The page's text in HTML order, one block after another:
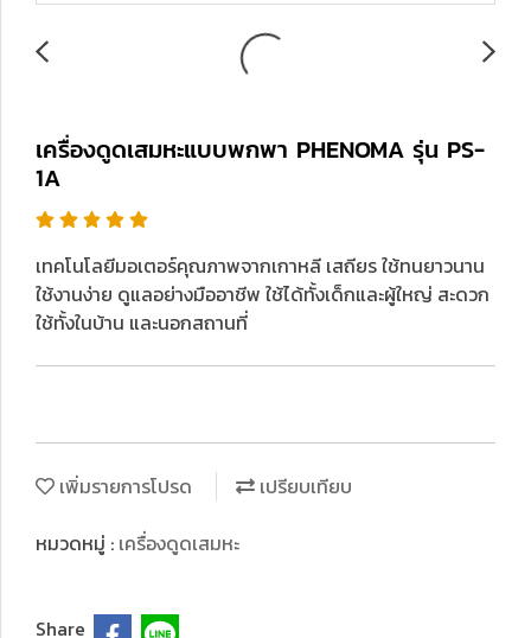
เครื่องดูดเสมหะแบบพกพา PHENOMA รุ่น PS-
1A
เทคโนโลยีมอเตอร์คุณภาพจากเกาหลี เสถียร ใช้ทนยาวนาน
ใช้งานง่าย ดูแลอย่างมืออาชีพ ใช้ได้ทั้งเด็กและผู้ใหญ่ สะดวก
ใช้ทั้งในบ้าน และนอกสถานที่
เพิ่มรายการโปรด
เปรียบเทียบ
หมวดหมู่ : เครื่องดูดเสมหะ
Share